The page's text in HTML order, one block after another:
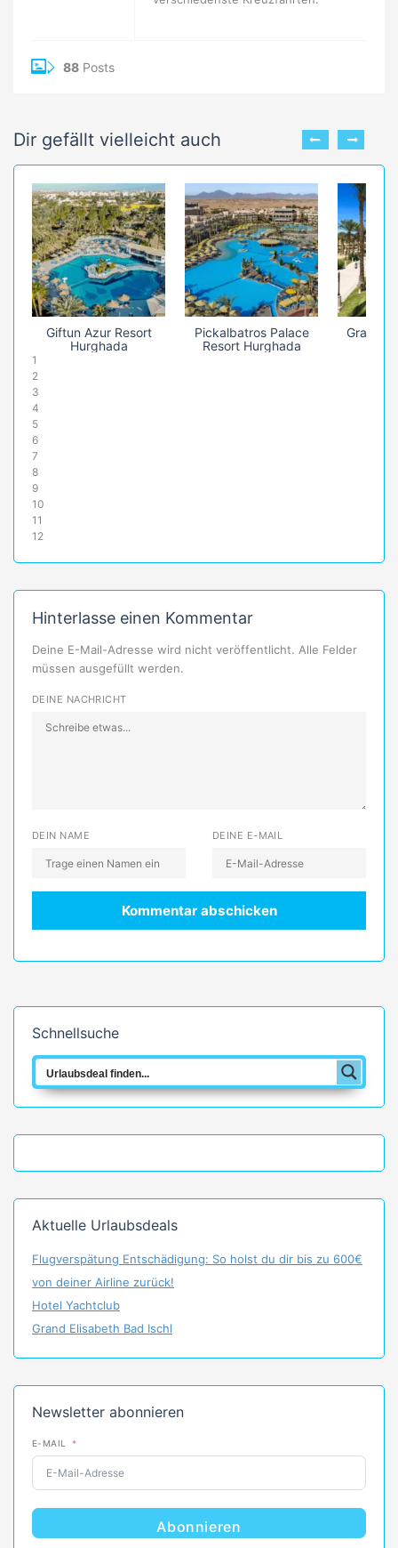
88 Posts
Dir gefällt vielleicht auch
Giftun Azur Resort
Hurghada
Pickalbatros Palace
Resort Hurghada
Grand
1
2
3
4
5
6
7
8
9
10
11
12
Hinterlasse einen Kommentar
Deine E-Mail-Adresse wird nicht veröffentlicht. Alle Felder
müssen ausgefüllt werden.
DEINE NACHRICHT
DEIN NAME DEINE E-MAIL
Schnellsuche
Aktuelle Urlaubsdeals
Flugverspätung Entschädigung: So holst du dir bis zu 600€
von deiner Airline zurück!
Hotel Yachtclub
Grand Elisabeth Bad Ischl
Newsletter abonnieren
E-MAIL
Abonnieren